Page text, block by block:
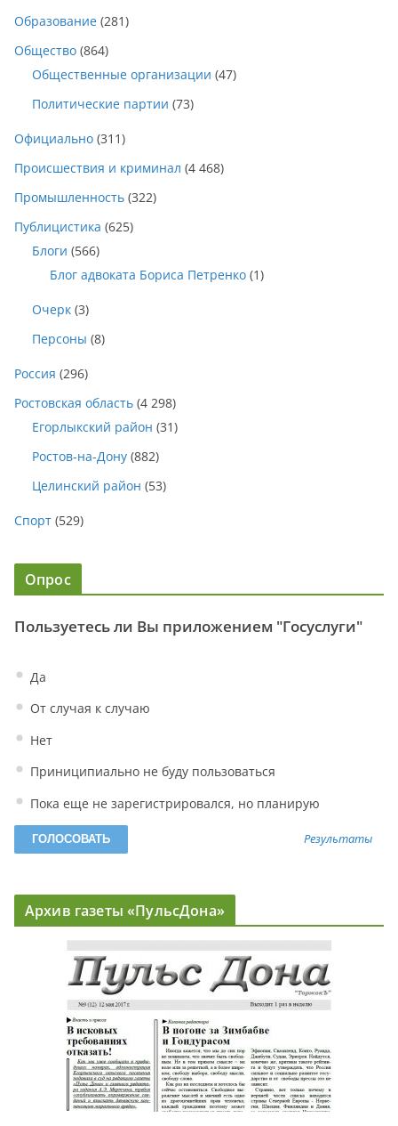
Образование (281)
Общество (864)
Общественные организации (47)
Политические партии (73)
Официально (311)
Происшествия и криминал (4 468)
Промышленность (322)
Публицистика (625)
Блоги (566)
Блог адвоката Бориса Петренко (1)
Очерк (3)
Персоны (8)
Россия (296)
Ростовская область (4 298)
Егорлыкский район (31)
Ростов-на-Дону (882)
Целинский район (53)
Спорт (529)
Опрос
Пользуетесь ли Вы приложением "Госуслуги"
Да
От случая к случаю
Нет
Приниципиально не буду пользоваться
Пока еще не зарегистрировался, но планирую
Результаты
Архив газеты «ПульсДона»